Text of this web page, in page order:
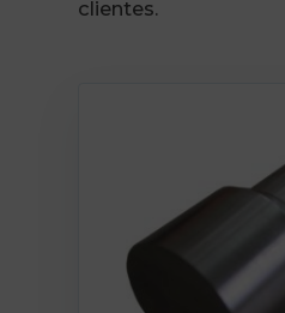
clientes.